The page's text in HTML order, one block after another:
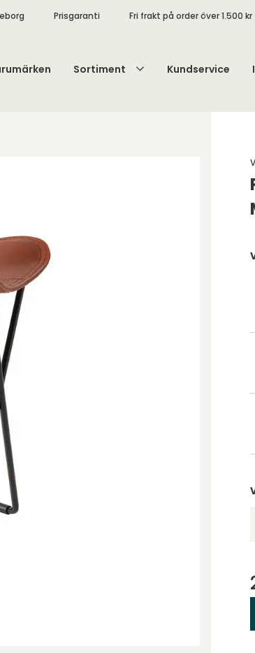
Prisgaranti Fri frakt på order över 1.500 kr
Sortiment Kundservice